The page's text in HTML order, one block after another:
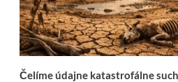
Čelíme údajne katastrofálne